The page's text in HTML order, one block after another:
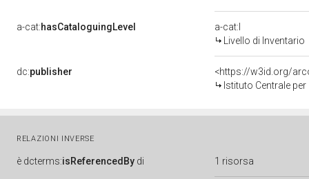
a-cat:hasCataloguingLevel
a-cat:I
Livello di Inventario
dc:publisher
<https://w3id.org/
Istituto Centrale
RELAZIONI INVERSE
è dcterms:isReferencedBy di 1 risorsa